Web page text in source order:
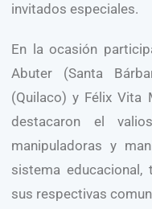
invitados especiales.
En la ocasión
Abuter (Santa
(Quilaco) y Félix Vita
destacaron el
manipuladoras y
sistema
sus respectivas